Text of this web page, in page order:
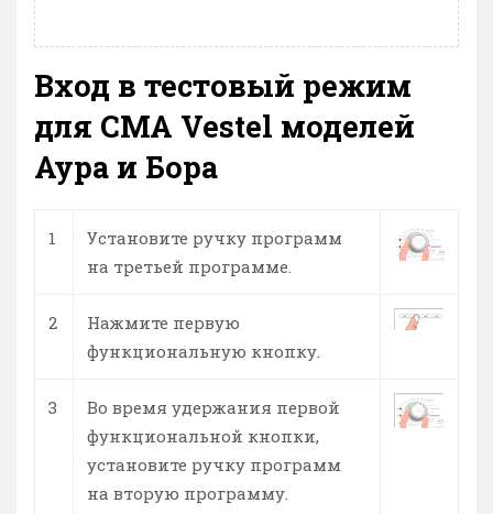
Вход в тестовый режим
для СМА Vestel моделей
Аура и Бора
1
Установите ручку программ
на третьей программе.
2
Нажмите первую
функциональную кнопку.
3
Во время удержания первой
функциональной кнопки,
установите ручку программ
на вторую программу.